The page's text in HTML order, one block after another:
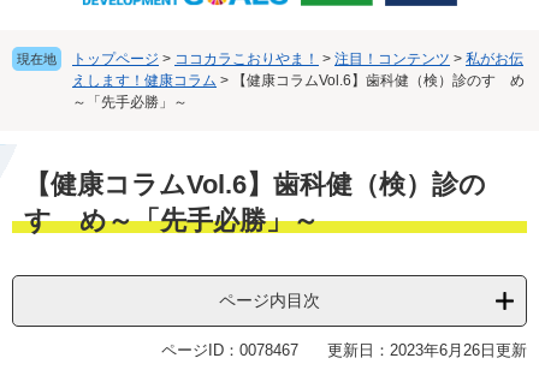
へ現在地 トップページ > ココカラこおりやま！ > 注目！コンテンツ > 私がお伝
えします！健康コラム >
【健康コラムVol.6】歯科健（検）診のすゝめ
～「先手必勝」～
【健康コラムVol.6】歯科健（検）診の
すゝめ～「先手必勝」～
ページ内目次
ページID：0078467 更新日：2023年6月26日更新